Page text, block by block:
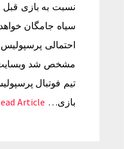
نسبت به بازی
سیاه جامگان
احتمالی
مشخص شد وبسایت
تیم فوتبال
بازی… Article →